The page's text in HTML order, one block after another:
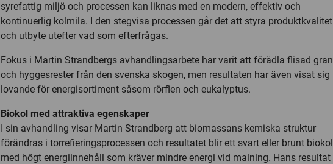
syrefattig miljö och processen kan liknas med en modern, effektiv och
kontinuerlig kolmila. I den stegvisa processen går det att styra produktkvalitet
och utbyte utefter vad som efterfrågas.
Fokus i Martin Strandbergs avhandlingsarbete har varit att förädla flisad gran
och hyggesrester från den svenska skogen, men resultaten har även visat sig
lovande för energisortiment såsom rörflen och eukalyptus.
Biokol med attraktiva egenskaper
I sin avhandling visar Martin Strandberg att biomassans kemiska struktur
förändras i torrefieringsprocessen och resultatet blir ett svart eller brunt biokol
med högt energiinnehåll som kräver mindre energi vid malning. Hans resultat